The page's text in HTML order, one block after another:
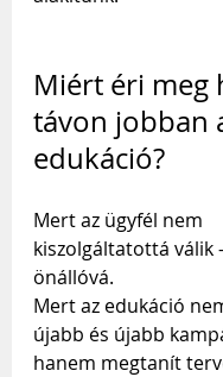
Miért éri meg
távon jobban
edukáció?
Mert az ügyfél nem
kiszolgáltatottá válik
önállóvá.
Mert az edukáció
újabb és újabb
hanem megtanít